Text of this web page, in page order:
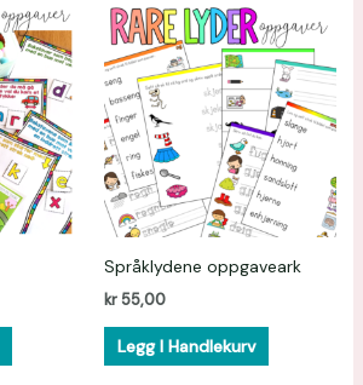
Språklydene oppgaveark
kr 55,00
Legg I Handlekurv